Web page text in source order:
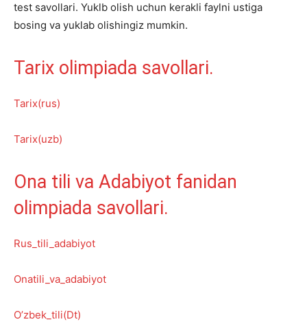
test savollari. Yuklb olish uchun kerakli faylni ustiga
bosing va yuklab olishingiz mumkin.
Tarix olimpiada savollari.
Tarix(rus)
Tarix(uzb)
Ona tili va Adabiyot fanidan
olimpiada savollari.
Rus_tili_adabiyot
Onatili_va_adabiyot
O’zbek_tili(Dt)